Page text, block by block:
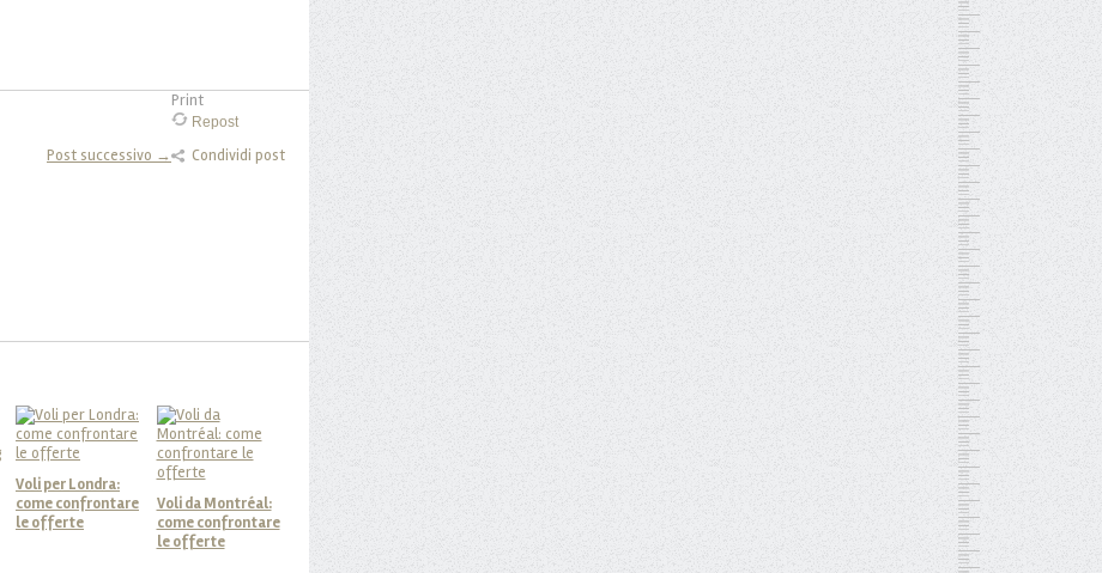
Print
Repost
Condividi post
Post successivo →
Voli per Londra:
come confrontare
le offerte
Voli da Montréal:
come confrontare
le offerte